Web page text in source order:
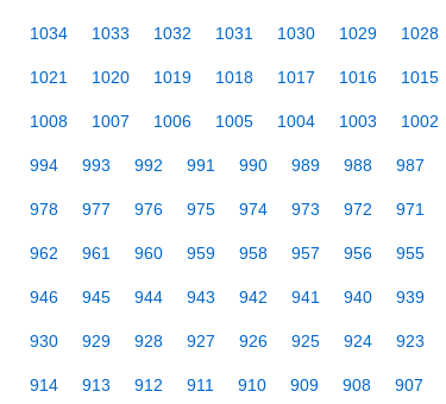
1034 1033 1032 1031 1030 1029 1028
1021 1020 1019 1018 1017 1016 1015
1008 1007 1006 1005 1004 1003 1002
994 993 992 991 990 989 988 987
978 977 976 975 974 973 972 971
962 961 960 959 958 957 956 955
946 945 944 943 942 941 940 939
930 929 928 927 926 925 924 923
914 913 912 911 910 909 908 907